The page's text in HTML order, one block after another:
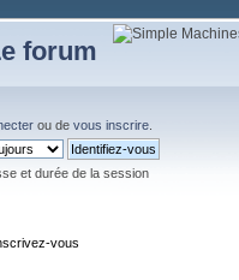
forum
ou devous inscrire
et durée de la session
vous